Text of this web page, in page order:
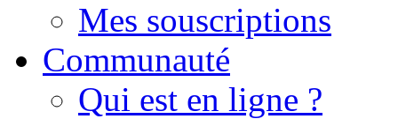
Mes souscriptions
Communauté
Qui est en ligne ?